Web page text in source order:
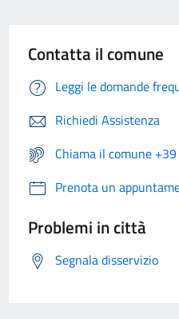
Contatta il comune
Leggi le domande
Richiedi Assistenza
Chiama il comune
Prenota un
Problemi in città
Segnala disservizio